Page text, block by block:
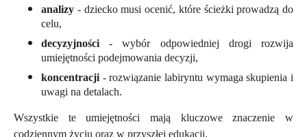
analizy - dziecko musi ocenić, które ścieżki prowadzą do
celu,
decyzyjności - wybór odpowiedniej drogi rozwija
umiejętności podejmowania decyzji,
koncentracji - rozwiązanie labiryntu wymaga skupienia i
uwagi na detalach.
Wszystkie te umiejętności mają kluczowe znaczenie w
codziennym życiu oraz w przyszłej edukacji.